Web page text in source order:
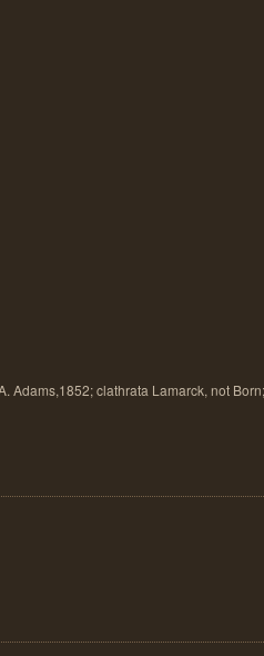
Adams,1852; clathrata Lamarck, not